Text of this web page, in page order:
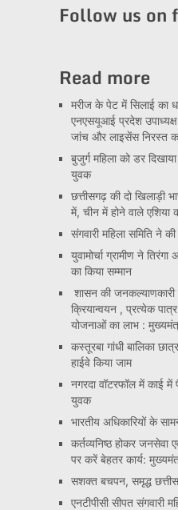
Follow us on
Read more
मरीज के पेट में सिलाई का
एनएसयूआई प्रदेश उपाध्यक्ष
जांच और लाइसेंस निरस्त
बुजुर्ग महिला को डर
युवक
छत्तीसगढ़ की दो खिलाड़ी
में, चीन में होने वाले एशिया
संगवारी महिला समिति ने
युवामोर्चा ग्रामीण ने
का किया सम्मान
शासन की
क्रियान्वयन , प्रत्येक
योजनाओं का लाभ :
कस्तूरबा गांधी बालिका
हाईवे किया जाम
नगरदा वॉटरफॉल में काई
युवक
भारतीय अधिकारियों के
कर्तव्यनिष्ठ होकर जनसेवा
पर करें बेहतर कार्य:
सशक्त बचपन, समृद्ध
एनटीपीसी सीपत संगवारी